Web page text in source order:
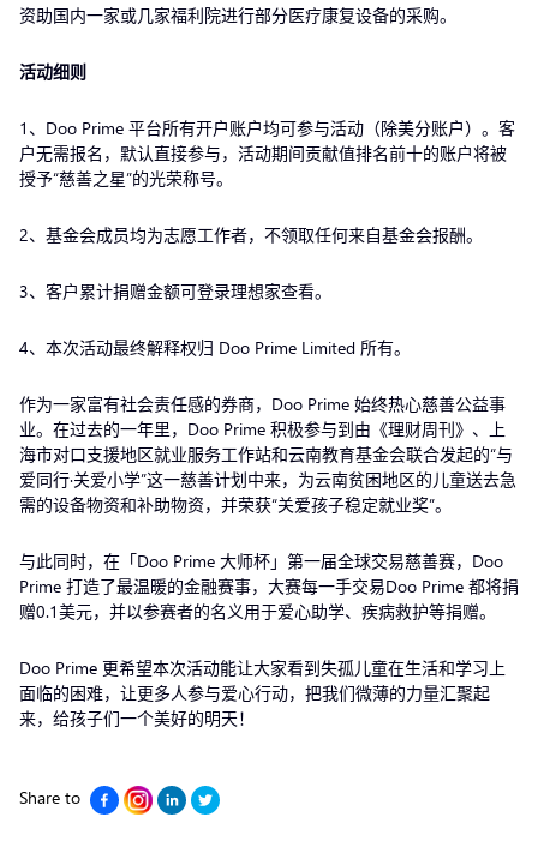
资助国内一家或几家福利院进行部分医疗康复设备的采购。
活动细则
1、Doo Prime 平台所有开户账户均可参与活动（除美分账户）。客
户无需报名，默认直接参与，活动期间贡献值排名前十的账户将被
授予“慈善之星”的光荣称号。
2、基金会成员均为志愿工作者，不领取任何来自基金会报酬。
3、客户累计捐赠金额可登录理想家查看。
4、本次活动最终解释权归 Doo Prime Limited 所有。
作为一家富有社会责任感的券商，Doo Prime 始终热心慈善公益事
业。在过去的一年里，Doo Prime 积极参与到由《理财周刊》、上
海市对口支援地区就业服务工作站和云南教育基金会联合发起的“与
爱同行·关爱小学”这一慈善计划中来，为云南贫困地区的儿童送去急
需的设备物资和补助物资，并荣获“关爱孩子稳定就业奖”。
与此同时，在「Doo Prime 大师杯」第一届全球交易慈善赛，Doo
Prime 打造了最温暖的金融赛事，大赛每一手交易Doo Prime 都将捐
赠0.1美元，并以参赛者的名义用于爱心助学、疾病救护等捐赠。
Doo Prime 更希望本次活动能让大家看到失孤儿童在生活和学习上
面临的困难，让更多人参与爱心行动，把我们微薄的力量汇聚起
来，给孩子们一个美好的明天！
Share to